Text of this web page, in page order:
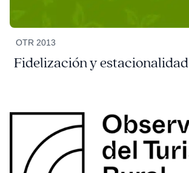
OTR 2013
Fidelización y estacionalidad